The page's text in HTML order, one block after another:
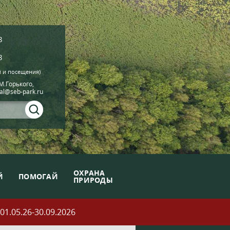
и посещения)
park.ru
ПОМОГАЙ ОХРАНА
ПРИРОДЫ
30.09.2026